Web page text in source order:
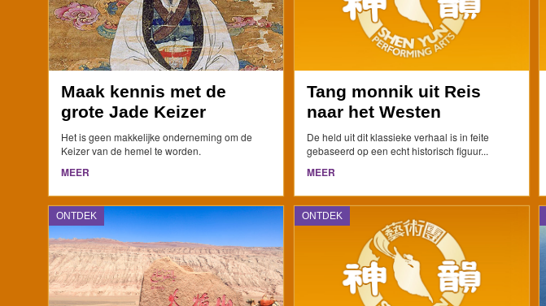
Maak kennis met de
grote Jade Keizer
Het is geen makkelijke onderneming om de
Keizer van de hemel te worden.
MEER
Tang monnik uit Reis
naar het Westen
De held uit dit klassieke verhaal is in feite
gebaseerd op een echt historisch figuur...
MEER
ONTDEK ONTDEK